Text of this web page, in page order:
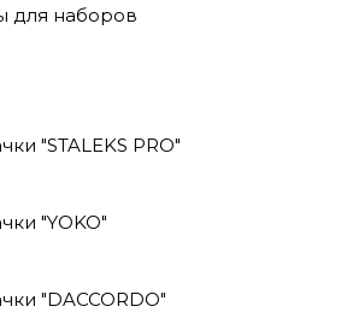
для наборов
"STALEKS PRO"
"YOKO"
"DACCORDO"